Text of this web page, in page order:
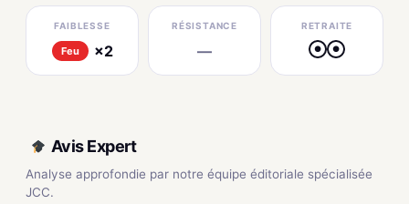
FAIBLESSE
Feu ×2
RÉSISTANCE
—
RETRAITE
● ●
Avis Expert
Analyse approfondie par notre équipe éditoriale spécialisée
JCC.